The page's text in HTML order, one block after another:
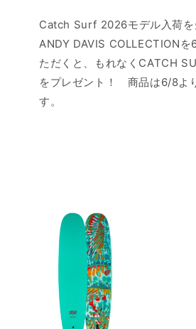
Catch Surf 2026モデル入荷を
ANDY DAVIS COLLECTION
ただくと、もれなくCATCH
をプレゼント！ 商品は6/8よ
す。